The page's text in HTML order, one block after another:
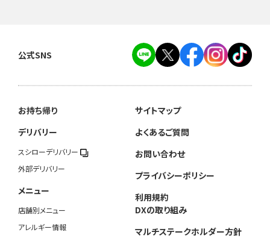
公式SNS
お持ち帰り
デリバリー
スシローデリバリー
外部デリバリー
メニュー
店舗別メニュー
アレルギー情報
サイトマップ
よくあるご質問
お問い合わせ
プライバシーポリシー
利用規約
DXの取り組み
マルチステークホルダー方針